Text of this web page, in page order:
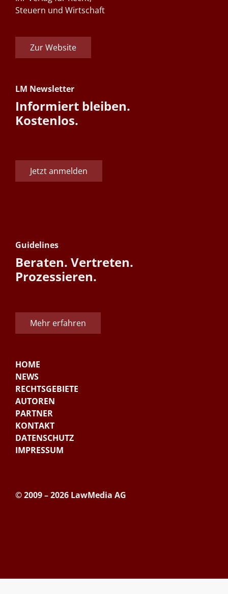
Steuern und Wirtschaft
Zur Website
LM Newsletter
Informiert bleiben.
Kostenlos.
Jetzt anmelden
Guidelines
Beraten. Vertreten.
Prozessieren.
Mehr erfahren
HOME
NEWS
RECHTSGEBIETE
AUTOREN
PARTNER
KONTAKT
DATENSCHUTZ
IMPRESSUM
© 2009 – 2026 LawMedia AG